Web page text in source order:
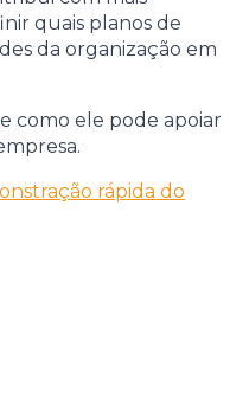
quais planos de
da organização em
e como ele pode apoiar